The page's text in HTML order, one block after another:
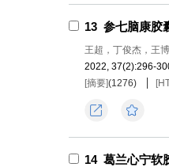
13 参七脑康胶
王超，丁俊杰，王
2022, 37(2):296-
[摘要](1276)
14 葛兰心宁软